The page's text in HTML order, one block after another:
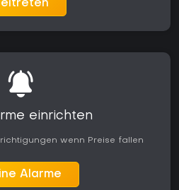
einrichten
wenn Preise fallen
Alarme